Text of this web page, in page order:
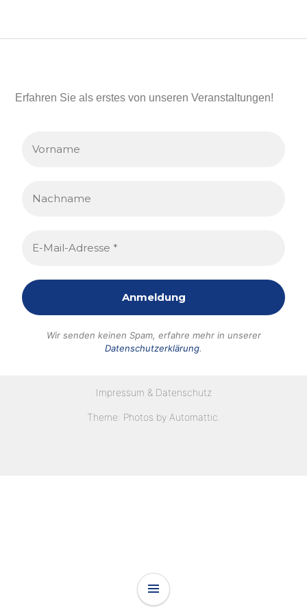
Erfahren Sie als erstes von unseren Veranstaltungen!
Wir senden keinen Spam, erfahre mehr in unserer
Datenschutzerklärung.
Impressum & Datenschutz
Theme: Photos by Automattic